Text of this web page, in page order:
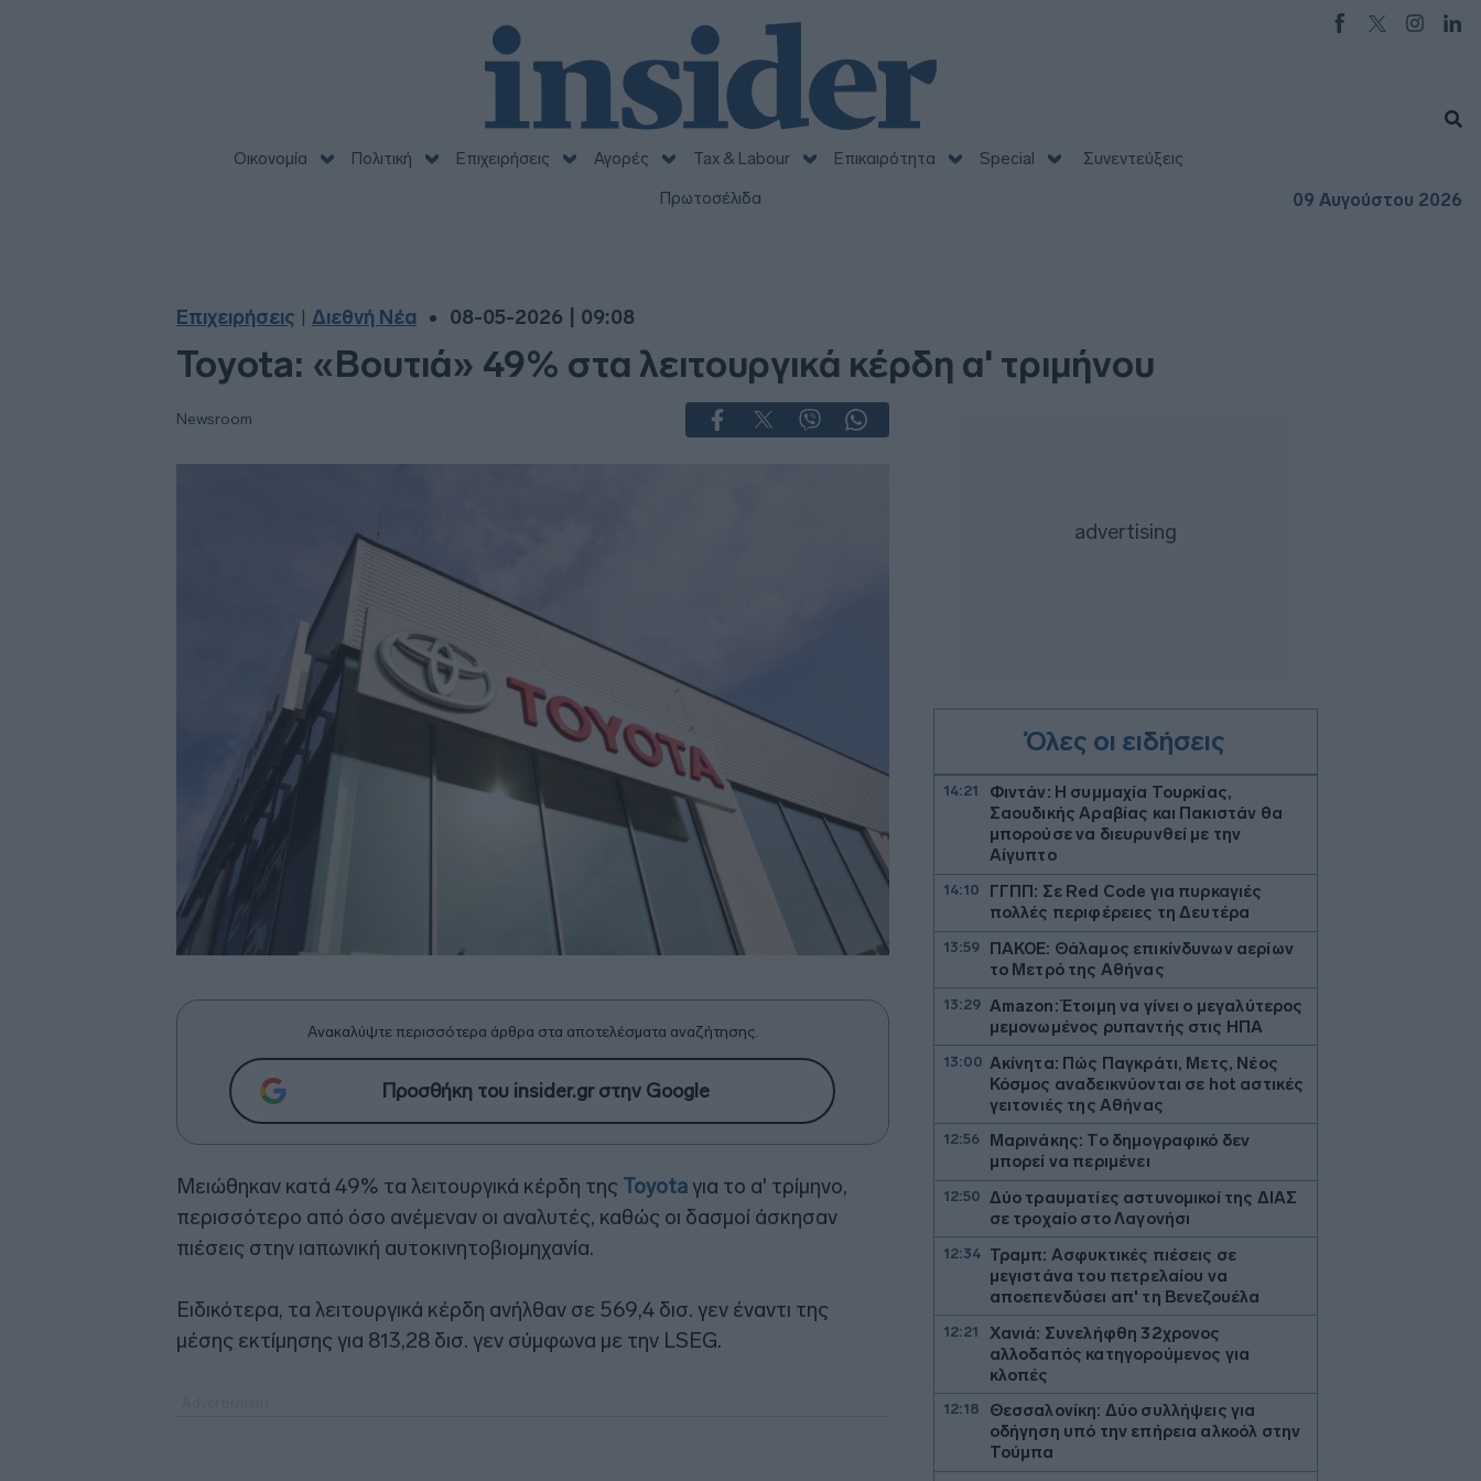
Οικονομία Πολιτική Επιχειρήσεις Αγορές Tax & Labour Επικαιρότητα Special
Συνεντεύξεις
Πρωτοσέλιδα
09 Αυγούστου 2026
Επιχειρήσεις Διεθνή Νέα 08-05-2026 | 09:08
Toyota: «Βουτιά» 49% στα λειτουργικά κέρδη α' τριμήνου
Newsroom
Ανακαλύψτε περισσότερα άρθρα στα αποτελέσματα αναζήτησης.
Προσθήκη του insider.gr στην Google
Μειώθηκαν κατά 49% τα λειτουργικά κέρδη της Toyota για το α' τρίμηνο,
περισσότερο από όσο ανέμεναν οι αναλυτές, καθώς οι δασμοί άσκησαν
πιέσεις στην ιαπωνική αυτοκινητοβιομηχανία.
Ειδικότερα, τα λειτουργικά κέρδη ανήλθαν σε 569,4 δισ. γεν έναντι της
μέσης εκτίμησης για 813,28 δισ. γεν σύμφωνα με την LSEG.
Όλες οι ειδήσεις
14:21
Φιντάν: Η συμμαχία Τουρκίας,
Σαουδικής Αραβίας και Πακιστάν θα
μπορούσε να διευρυνθεί με την
Αίγυπτο
14:10
ΓΓΠΠ: Σε Red Code για πυρκαγιές
πολλές περιφέρειες τη Δευτέρα
13:59
ΠΑΚΟΕ: Θάλαμος επικίνδυνων αερίων
το Μετρό της Αθήνας
13:29 Amazon: Έτοιμη να γίνει ο μεγαλύτερος
μεμονωμένος ρυπαντής στις ΗΠΑ
13:00 Ακίνητα: Πώς Παγκράτι, Μετς, Νέος
Κόσμος αναδεικνύονται σε hot αστικές
γειτονιές της Αθήνας
12:56
Μαρινάκης: Το δημογραφικό δεν
μπορεί να περιμένει
12:50 Δύο τραυματίες αστυνομικοί της ΔΙΑΣ
σε τροχαίο στο Λαγονήσι
12:34
Τραμπ: Ασφυκτικές πιέσεις σε
μεγιστάνα του πετρελαίου να
αποεπενδύσει απ' τη Βενεζουέλα
12:21
Χανιά: Συνελήφθη 32χρονος
αλλοδαπός κατηγορούμενος για
κλοπές
12:18
Θεσσαλονίκη: Δύο συλλήψεις για
οδήγηση υπό την επήρεια αλκοόλ στην
Τούμπα